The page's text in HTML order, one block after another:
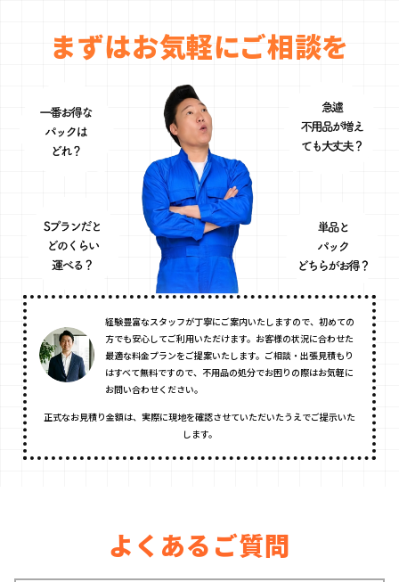
まずはお気軽にご相談を
経験豊富なスタッフが丁寧にご案内いたしますので、初めての
方でも安心してご利用いただけます。お客様の状況に合わせた
最適な料金プランをご提案いたします。ご相談・出張見積もり
はすべて無料ですので、不用品の処分でお困りの際はお気軽に
お問い合わせください。
正式なお見積り金額は、実際に現地を確認させていただいたうえでご提示いた
します。
よくあるご質問